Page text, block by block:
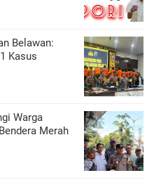
Belawan:
Kasus
Warga
Merah